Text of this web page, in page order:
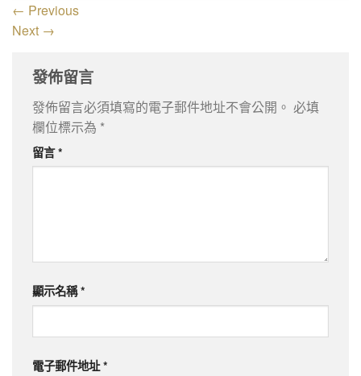
← Previous
Next →
發佈留言
發佈留言必須填寫的電子郵件地址不會公開。 必填
欄位標示為 *
留言*
顯示名稱*
電子郵件地址*